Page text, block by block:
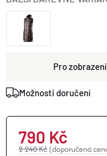
Možnosti doručení
2 240 Kč (doporučená
790 Kč